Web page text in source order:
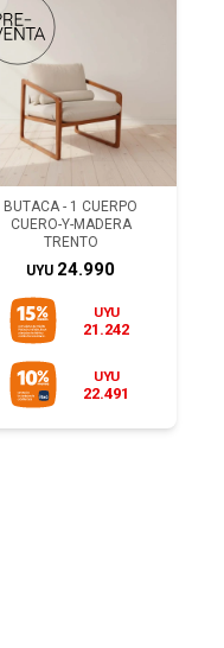
BUTACA - 1 CUERPO
CUERO-Y-MADERA
TRENTO
UYU 24.990
UYU
21.242
UYU
22.491